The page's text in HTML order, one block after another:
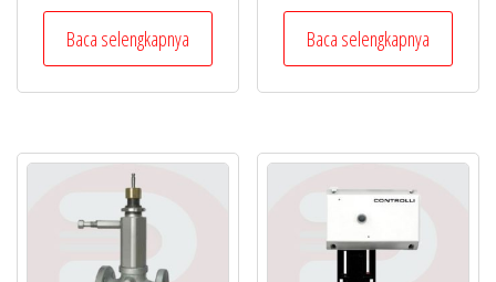
Baca selengkapnya Baca selengkapnya